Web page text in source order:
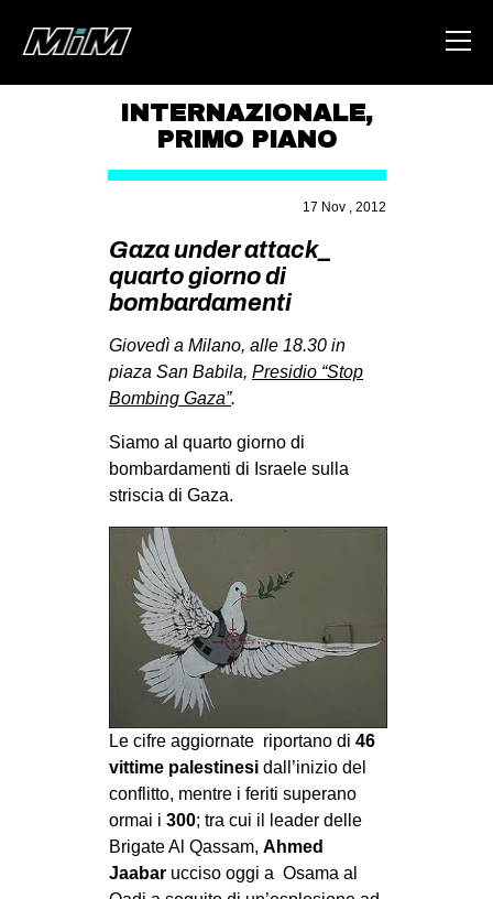
HOME
ABOUT
DEGENERAZIONE
GAZA FREESTYLE
CSOA LAMBRETTA
ZAM
MILANO
MOBILITAZIONI
SPAZI
SPORT POPOLARE
MOVIMENTI
AMBIENTE
ANTIFASCISMO
DIRITTO ALL’ABITARE
GENERI
MIGRAZIONI
PRECARIATO
INTERNAZIONALE,
PRIMO PIANO
17 Nov , 2012
Gaza under attack_
quarto giorno di
bombardamenti
Giovedì a Milano, alle 18.30 in
piaza San Babila, Presidio “Stop
Bombing Gaza”.
Siamo al quarto giorno di
bombardamenti di Israele sulla
striscia di Gaza.
Le cifre aggiornate riportano di 46
vittime palestinesi dall’inizio del
conflitto, mentre i feriti superano
ormai i 300; tra cui il leader delle
Brigate Al Qassam, Ahmed
Jaabar ucciso oggi a Osama al